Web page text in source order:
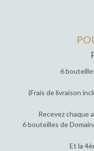
6
(Frais de livraison
Recevez chaque
6 bouteilles de
Et la